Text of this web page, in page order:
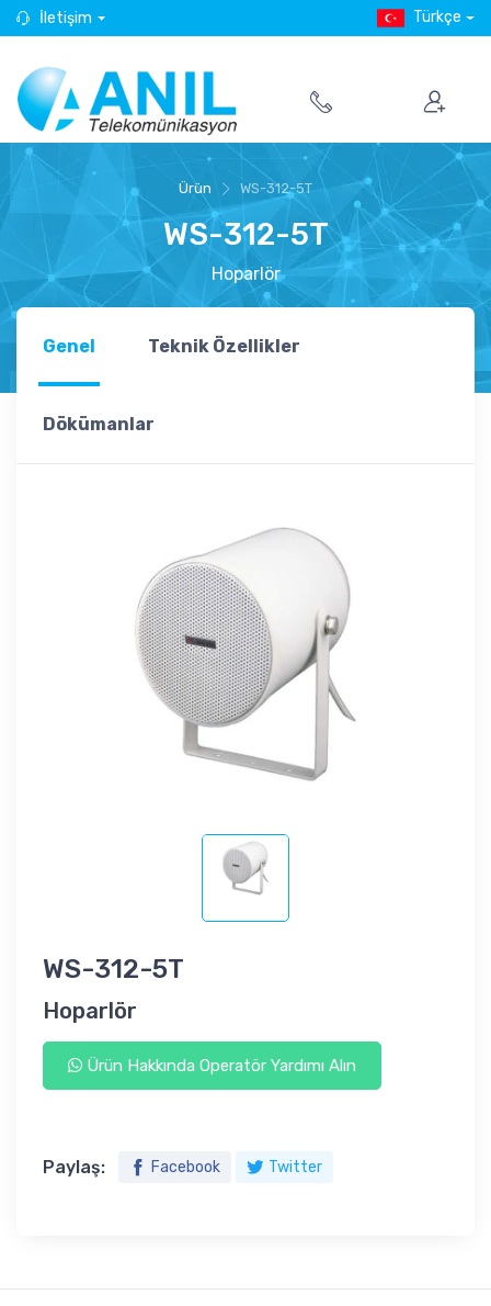
İletişim Türkçe
Ürün WS-312-5T
WS-312-5T
Hoparlör
Genel Teknik Özellikler
Dökümanlar
WS-312-5T
Hoparlör
Ürün Hakkında Operatör Yardımı Alın
Paylaş: Facebook Twitter